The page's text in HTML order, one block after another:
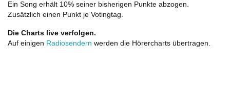
Ein Song erhält 10% seiner bisherigen Punkte abzogen.
Zusätzlich einen Punkt je Votingtag.
Die Charts live verfolgen.
Auf einigen Radiosendern werden die Hörercharts übertragen.